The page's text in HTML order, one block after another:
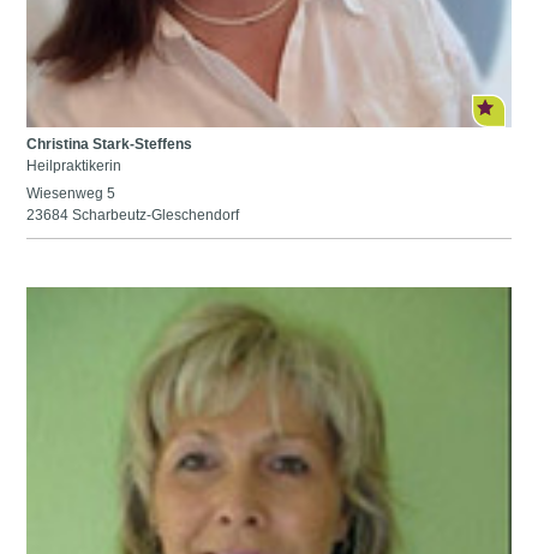
Christina Stark-Steffens
Heilpraktikerin
Wiesenweg 5
23684 Scharbeutz-Gleschendorf